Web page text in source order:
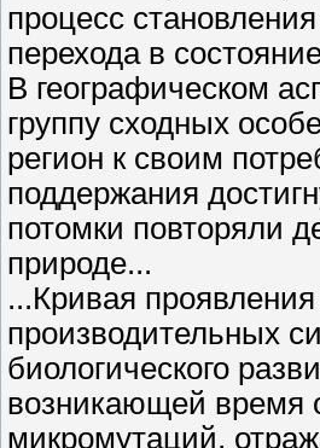
процесс
перехода в
В географическом
группу сходных
регион к своим
поддержания
потомки повторяли
природе...
...Кривая
производительных
биологического
возникающей время
микромутаций,